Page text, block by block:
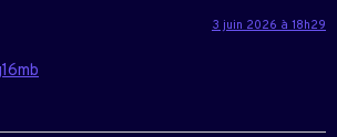
3 juin 2026 à 18h29